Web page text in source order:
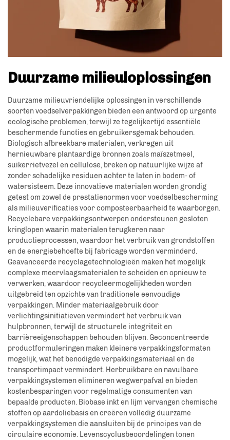
Duurzame milieuloplossingen
Duurzame milieuvriendelijke oplossingen in verschillende
soorten voedselverpakkingen bieden een antwoord op urgente
ecologische problemen, terwijl ze tegelijkertijd essentiële
beschermende functies en gebruikersgemak behouden.
Biologisch afbreekbare materialen, verkregen uit
hernieuwbare plantaardige bronnen zoals maïszetmeel,
suikerrietvezel en cellulose, breken op natuurlijke wijze af
zonder schadelijke residuen achter te laten in bodem- of
watersisteem. Deze innovatieve materialen worden grondig
getest om zowel de prestatienormen voor voedselbescherming
als milieuverificaties voor composteerbaarheid te waarborgen.
Recyclebare verpakkingsontwerpen ondersteunen gesloten
kringlopen waarin materialen terugkeren naar
productieprocessen, waardoor het verbruik van grondstoffen
en de energiebehoefte bij fabricage worden verminderd.
Geavanceerde recyclagetechnologieën maken het mogelijk
complexe meervlaagsmaterialen te scheiden en opnieuw te
verwerken, waardoor recycleermogelijkheden worden
uitgebreid ten opzichte van traditionele eenvoudige
verpakkingen. Minder materiaalgebruik door
verlichtingsinitiatieven vermindert het verbruik van
hulpbronnen, terwijl de structurele integriteit en
barrièreeigenschappen behouden blijven. Geconcentreerde
productformuleringen maken kleinere verpakkingsformaten
mogelijk, wat het benodigde verpakkingsmateriaal en de
transportimpact vermindert. Herbruikbare en navulbare
verpakkingsystemen elimineren wegwerpafval en bieden
kostenbesparingen voor regelmatige consumenten van
bepaalde producten. Biobase inkt en lijm vervangen chemische
stoffen op aardoliebasis en creëren volledig duurzame
verpakkingsystemen die aansluiten bij de principes van de
circulaire economie. Levenscyclusbeoordelingen tonen